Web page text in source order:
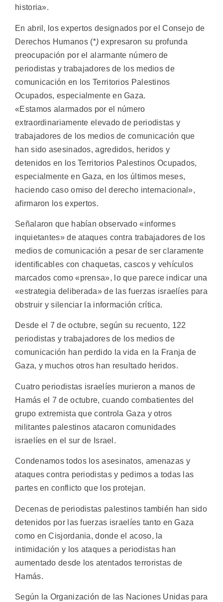
historia».
En abril, los expertos designados por el Consejo de
Derechos Humanos (*) expresaron su profunda
preocupación por el alarmante número de
periodistas y trabajadores de los medios de
comunicación en los Territorios Palestinos
Ocupados, especialmente en Gaza.
«Estamos alarmados por el número
extraordinariamente elevado de periodistas y
trabajadores de los medios de comunicación que
han sido asesinados, agredidos, heridos y
detenidos en los Territorios Palestinos Ocupados,
especialmente en Gaza, en los últimos meses,
haciendo caso omiso del derecho internacional»,
afirmaron los expertos.
Señalaron que habían observado «informes
inquietantes» de ataques contra trabajadores de los
medios de comunicación a pesar de ser claramente
identificables con chaquetas, cascos y vehículos
marcados como «prensa», lo que parece indicar una
«estrategia deliberada» de las fuerzas israelíes para
obstruir y silenciar la información crítica.
Desde el 7 de octubre, según su recuento, 122
periodistas y trabajadores de los medios de
comunicación han perdido la vida en la Franja de
Gaza, y muchos otros han resultado heridos.
Cuatro periodistas israelíes murieron a manos de
Hamás el 7 de octubre, cuando combatientes del
grupo extremista que controla Gaza y otros
militantes palestinos atacaron comunidades
israelíes en el sur de Israel.
Condenamos todos los asesinatos, amenazas y
ataques contra periodistas y pedimos a todas las
partes en conflicto que los protejan.
Decenas de periodistas palestinos también han sido
detenidos por las fuerzas israelíes tanto en Gaza
como en Cisjordania, donde el acoso, la
intimidación y los ataques a periodistas han
aumentado desde los atentados terroristas de
Hamás.
Según la Organización de las Naciones Unidas para